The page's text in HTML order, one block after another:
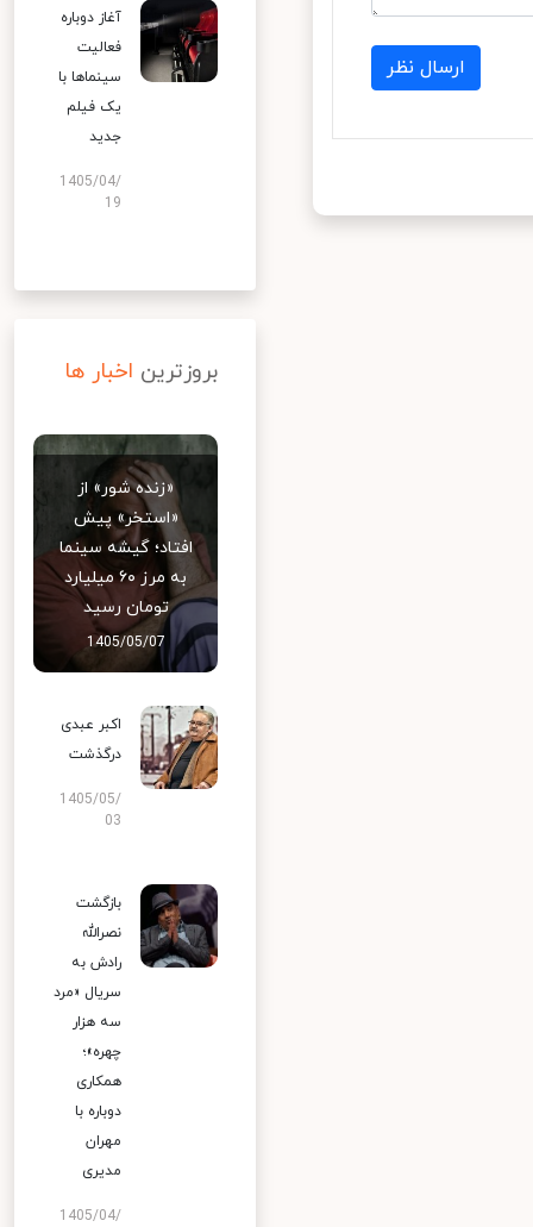
ارسال نظر
آغاز دوباره
فعالیت
سینماها با
یک فیلم
جدید
1405/04/
19
بروزترین اخبار ها
«زنده شور» از
«استخر» پیش
افتاد؛ گیشه سینما
به مرز ۶۰ میلیارد
تومان رسید
1405/05/07
اکبر عبدی
درگذشت
1405/05/
03
بازگشت
نصرالله
رادش به
سریال «مرد
سه هزار
چهره»؛
همکاری
دوباره با
مهران
مدیری
1405/04/